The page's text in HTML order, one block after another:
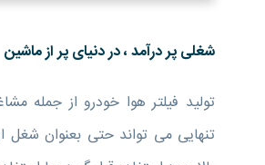
شغلی پر درآمد ، در دنیای پر از ماشین
تولید فیلتر هوا خودرو از جمله
تنهایی می تواند حتی بعنوان شغل